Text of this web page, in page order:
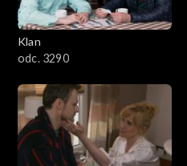
2701–2800
2501–2600
2401–2500
Klan
odc. 3290